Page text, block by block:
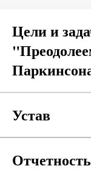
Цели и
Устав
Отчетность